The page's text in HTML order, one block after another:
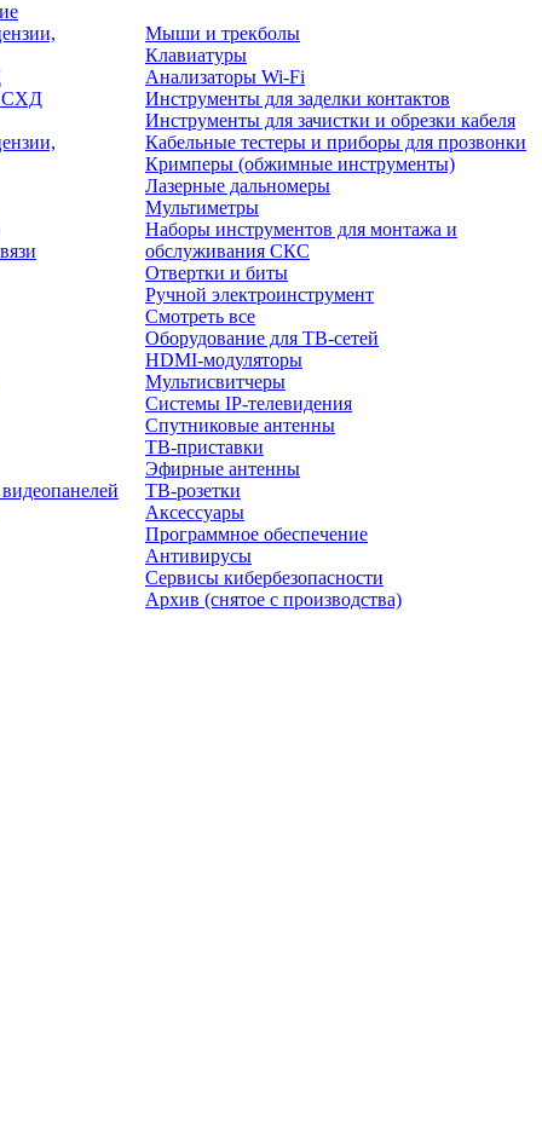
Мыши и трекболы
Клавиатуры
СХД
Анализаторы Wi-Fi
Инструменты для заделки контактов
Инструменты для зачистки и обрезки кабеля
Кабельные тестеры и приборы для прозвонки
Кримперы (обжимные инструменты)
Лазерные дальномеры
Мультиметры
Наборы инструментов для монтажа и
обслуживания СКС
Отвертки и биты
Ручной электроинструмент
Смотреть все
Оборудование для ТВ-сетей
HDMI-модуляторы
Мультисвитчеры
Системы IP-телевидения
Спутниковые антенны
ТВ-приставки
Эфирные антенны
ТВ-розетки
Аксессуары
Программное обеспечение
Антивирусы
Сервисы кибербезопасности
Архив (снятое с производства)